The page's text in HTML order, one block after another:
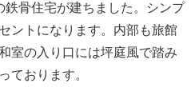
骨住宅が建ちました。シンプ
ントになります。内部も旅館
室の入り口には坪庭風で踏み
ております。